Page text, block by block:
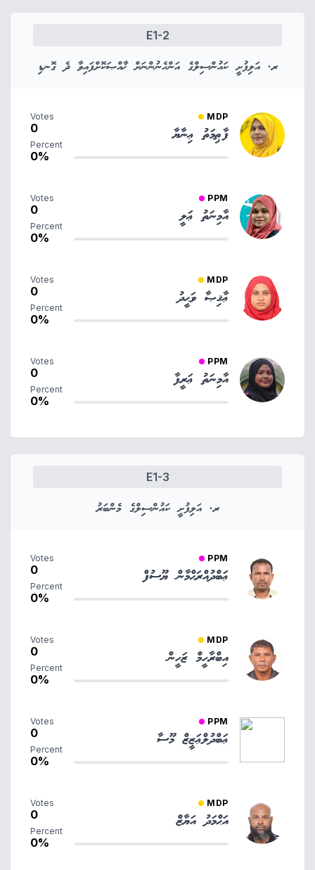
E1-2
ރ. އަލިފުށީ ކައުންސިލްގެ އަންހެނުންނަށް ޚާއްޞަކޮށްފައިވާ ދެ ގޮނޑި
MDP
ފާޠިމަތު ޢިނާޔާ
Votes
0
Percent
0%
PPM
އާމިނަތު ޢަލީ
Votes
0
Percent
0%
MDP
ޢާޤިޞާ ވަޙީދު
Votes
0
Percent
0%
PPM
އާމިނަތު ޢަރީފާ
Votes
0
Percent
0%
E1-3
ރ. އަލިފުށީ ކައުންސިލްގެ މެންބަރު
PPM
ޢަބްދުއްރަޙްމާން ޔޫސުފް
Votes
0
Percent
0%
MDP
އިބްރާހީމް ޒަހީން
Votes
0
Percent
0%
PPM
ޢަބްދުލްޢަޒީޒް މޫސާ
Votes
0
Percent
0%
MDP
އަޙްމަދު އަޔާޒް
Votes
0
Percent
0%